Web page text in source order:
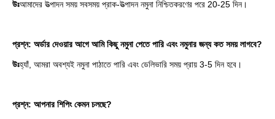
উঃআমাদের উত্পাদন সময় সবসময় প্রাক-উত্পাদন নমুনা নিশ্চিতকরণের পরে 20-25 দিন।
প্রশ্ন: অর্ডার দেওয়ার আগে আমি কিছু নমুনা পেতে পারি এবং নমুনার জন্য কত সময় লাগবে?
উঃহ্যাঁ, আমরা অবশ্যই নমুনা পাঠাতে পারি এবং ডেলিভারি সময় প্রায় 3-5 দিন হবে।
প্রশ্ন: আপনার শিপিং কেমন চলছে?